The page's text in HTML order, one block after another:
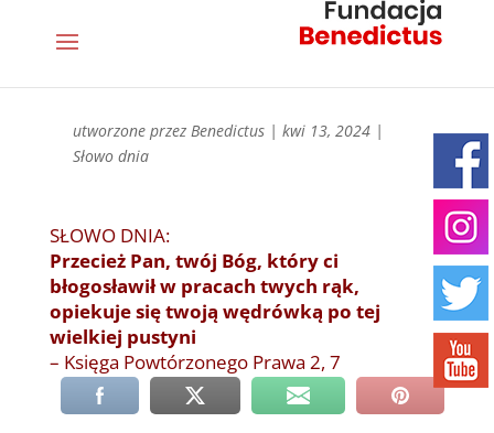
utworzone przez Benedictus| kwi 13, 2024|
Słowo dnia
SŁOWO DNIA:
Przecież Pan, twój Bóg, który ci
błogosławił w pracach twych rąk,
opiekuje się twoją wędrówką po tej
wielkiej pustyni
– Księga Powtórzonego Prawa 2, 7